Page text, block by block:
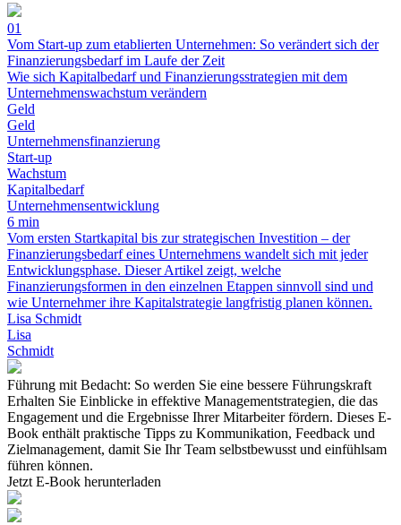
01
Vom Start-up zum etablierten Unternehmen: So verändert sich der
Finanzierungsbedarf im Laufe der Zeit
Wie sich Kapitalbedarf und Finanzierungsstrategien mit dem
Unternehmenswachstum verändern
Geld
Geld
Unternehmensfinanzierung
Start-up
Wachstum
Kapitalbedarf
Unternehmensentwicklung
6 min
Vom ersten Startkapital bis zur strategischen Investition – der
Finanzierungsbedarf eines Unternehmens wandelt sich mit jeder
Entwicklungsphase. Dieser Artikel zeigt, welche
Finanzierungsformen in den einzelnen Etappen sinnvoll sind und
wie Unternehmer ihre Kapitalstrategie langfristig planen können.
Lisa Schmidt
Lisa
Schmidt
Führung mit Bedacht: So werden Sie eine bessere Führungskraft
Erhalten Sie Einblicke in effektive Managementstrategien, die das
Engagement und die Ergebnisse Ihrer Mitarbeiter fördern. Dieses E-
Book enthält praktische Tipps zu Kommunikation, Feedback und
Zielmanagement, damit Sie Ihr Team selbstbewusst und einfühlsam
führen können.
Jetzt E-Book herunterladen